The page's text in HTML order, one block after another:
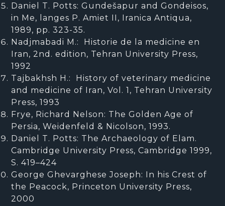
Daniel T. Potts: Gundešapur and Gondeisos,
in Me‚ langes P. Amiet II, Iranica Antiqua,
1989, pp. 323-35.
Nadjmabadi M.: Historie de la medicine en
Iran, 2nd. edition, Tehran University Press,
1992
Tajbakhsh H.: History of veterinary medicine
and medicine of Iran, Vol. 1, Tehran University
Press, 1993
Frye, Richard Nelson: The Golden Age of
Persia, Weidenfeld & Nicolson, 1993.
Daniel T. Potts: The Archaeology of Elam.
Cambridge University Press, Cambridge 1999,
S. 419–424
George Ghevarghese Joseph: In his Crest of
the Peacock, Princeton University Press,
2000